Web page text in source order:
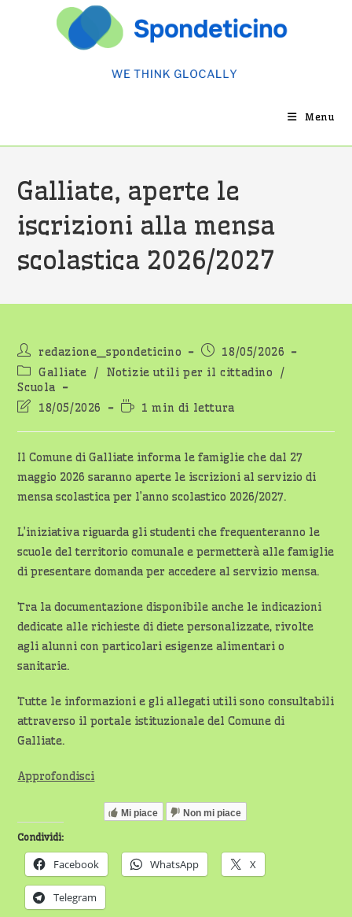
Menu
Galliate, aperte le
iscrizioni alla mensa
scolastica 2026/2027
Autore
dell'articolo:
redazione_spondeticino
Articolo
pubblicato:
18/05/2026
Categoria
dell'articolo:
Galliate / Notizie utili per il cittadino
/
Scuola
Ultima
dell'articolo:
18/05/2026
Tempo
lettura:
1 min di lettura
Il Comune di Galliate informa le famiglie che dal 27
maggio 2026 saranno aperte le iscrizioni al servizio di
mensa scolastica per l’anno scolastico 2026/2027.
L’iniziativa riguarda gli studenti che frequenteranno le
scuole del territorio comunale e permetterà alle famiglie
di presentare domanda per accedere al servizio mensa.
Tra la documentazione disponibile anche le indicazioni
dedicate alle richieste di diete personalizzate, rivolte
agli alunni con particolari esigenze alimentari o
sanitarie.
Tutte le informazioni e gli allegati utili sono consultabili
attraverso il portale istituzionale del Comune di
Galliate.
Approfondisci
Mi piace Non mi piace
Condividi:
Facebook WhatsApp X
Telegram